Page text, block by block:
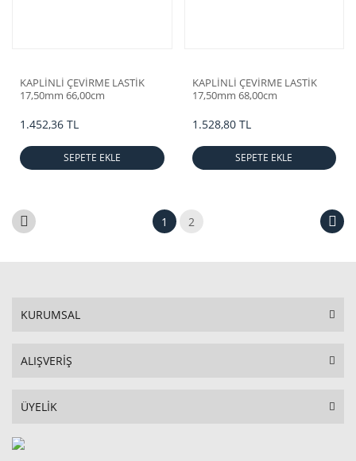
KAPLİNLİ ÇEVİRME LASTİK
17,50mm 66,00cm
1.452,36 TL
SEPETE EKLE
KAPLİNLİ ÇEVİRME LASTİK
17,50mm 68,00cm
1.528,80 TL
SEPETE EKLE
1 2
KURUMSAL
ALIŞVERİŞ
ÜYELİK